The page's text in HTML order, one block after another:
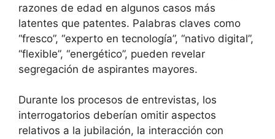
razones de edad en algunos casos más
latentes que patentes. Palabras claves como
“fresco”, “experto en tecnología”, “nativo digital”,
“flexible”, “energético”, pueden revelar
segregación de aspirantes mayores.
Durante los procesos de entrevistas, los
interrogatorios deberían omitir aspectos
relativos a la jubilación, la interacción con